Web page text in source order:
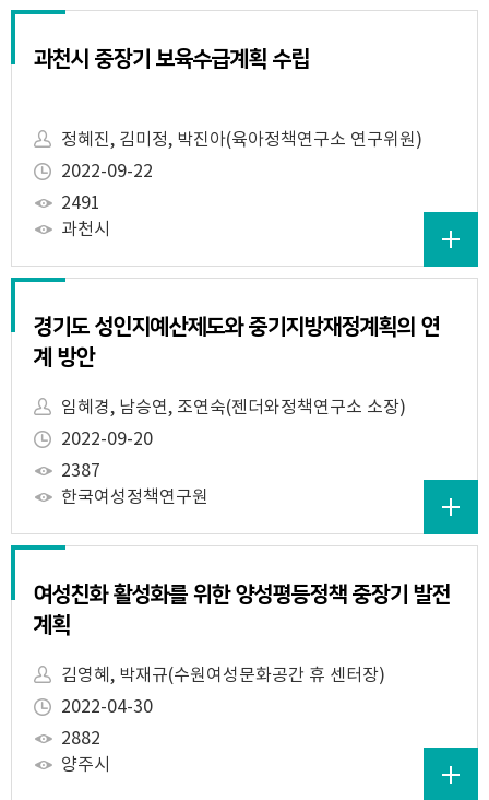
과천시 중장기 보육수급계획 수립
정혜진, 김미정, 박진아(육아정책연구소 연구위원)
2022-09-22
2491
과천시
경기도 성인지예산제도와 중기지방재정계획의 연
계 방안
임혜경, 남승연, 조연숙(젠더와정책연구소 소장)
2022-09-20
2387
한국여성정책연구원
여성친화 활성화를 위한 양성평등정책 중장기 발전
계획
김영혜, 박재규(수원여성문화공간 휴 센터장)
2022-04-30
2882
양주시